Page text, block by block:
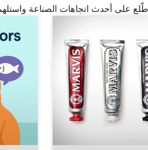
اطّلع على أحدث اتجاهات الصناعة